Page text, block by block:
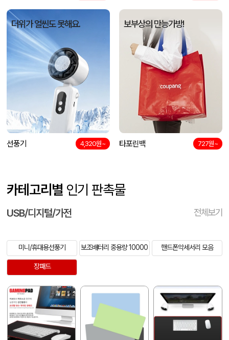
더위가 얼씬도 못해요.
선풍기 4,320원~
보부상의 만능가방!
타포린백 727원~
카테고리별 인기 판촉물
USB/디지털/가전 전체보기
미니/휴대용선풍기 보조배터리 중용량 10000 핸드폰악세서리 모음
장패드